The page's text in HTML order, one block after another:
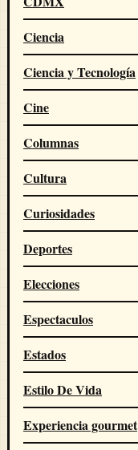
Ciencia
Ciencia y Tecnología
Cine
Columnas
Cultura
Curiosidades
Deportes
Elecciones
Espectaculos
Estados
Estilo De Vida
Experiencia gourmet